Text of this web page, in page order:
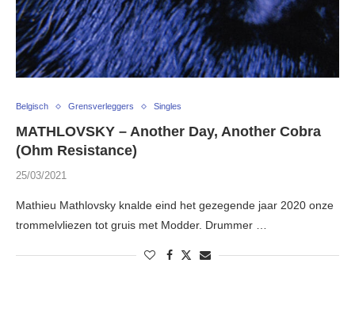
Belgisch Grensverleggers Singles
MATHLOVSKY – Another Day, Another Cobra
(Ohm Resistance)
25/03/2021
Mathieu Mathlovsky knalde eind het gezegende jaar 2020 onze
trommelvliezen tot gruis met Modder. Drummer …